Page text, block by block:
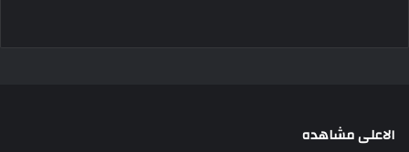
الاعلى مشاهده